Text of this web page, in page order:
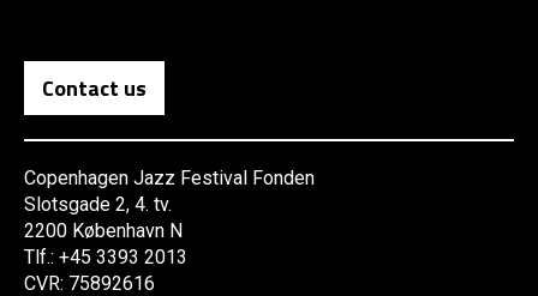
Contact us
Copenhagen Jazz Festival Fonden
Slotsgade 2, 4. tv.
2200 København N
Tlf.: +45 3393 2013
CVR: 75892616